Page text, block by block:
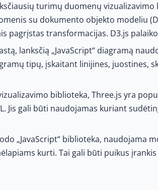
turimų duomenų vizualizavimo
su dokumento objekto modeliu
transformacijas. D3.js palaiko
lanksčią „JavaScript“ diagramą
tipų, įskaitant linijines, juostines,
biblioteka, Three.js yra
Jis gali būti naudojamas kuriant
„JavaScript“ biblioteka, naudojama
kurti. Tai gali būti puikus